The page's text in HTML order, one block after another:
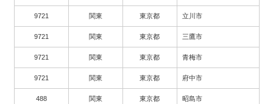
9721 関東 東京都 立川市
9721 関東 東京都 三鷹市
9721 関東 東京都 青梅市
9721 関東 東京都 府中市
488 関東 東京都 昭島市